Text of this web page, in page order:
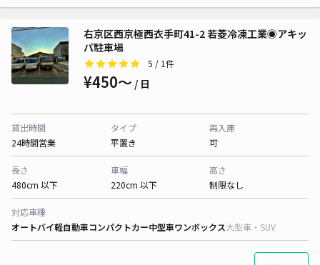
右京区西京極西衣手町41-2 若菱冷凍工業◉アキッ
パ駐車場
5 / 1件
¥450〜 / 日
貸出時間
24時間営業
タイプ
平置き
再入庫
可
長さ
480cm 以下
車幅
220cm 以下
高さ
制限なし
対応車種
オートバイ軽自動車コンパクトカー中型車ワンボックス大型車・SUV